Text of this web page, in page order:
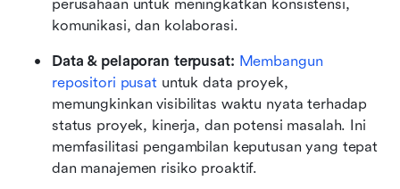
perusahaan untuk meningkatkan konsistensi,
komunikasi, dan kolaborasi.
Data & pelaporan terpusat: Membangun
repositori pusat untuk data proyek,
memungkinkan visibilitas waktu nyata terhadap
status proyek, kinerja, dan potensi masalah. Ini
memfasilitasi pengambilan keputusan yang tepat
dan manajemen risiko proaktif.